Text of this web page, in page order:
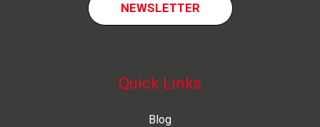
NEWSLETTER
Quick Links
Blog